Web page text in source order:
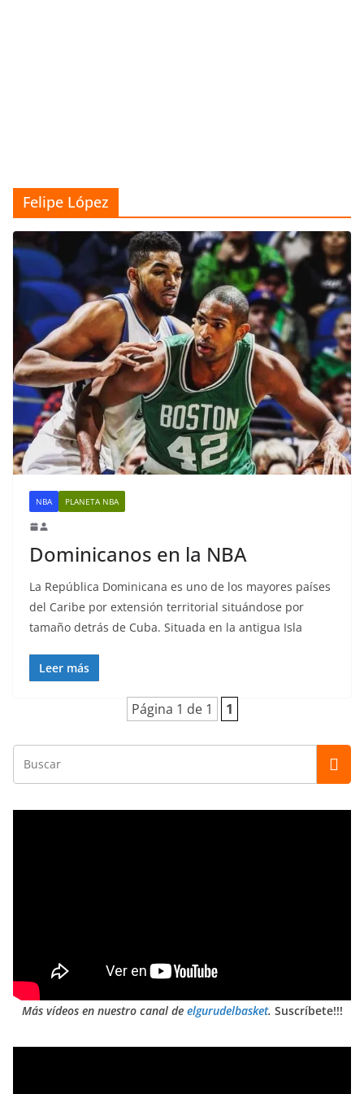
Felipe López
NBA PLANETA NBA
Dominicanos en la NBA
La República Dominicana es uno de los mayores países
del Caribe por extensión territorial situándose por
tamaño detrás de Cuba. Situada en la antigua Isla
Leer más
Página 1 de 1 1
Más vídeos en nuestro canal de elgurudelbasket. Suscríbete!!!